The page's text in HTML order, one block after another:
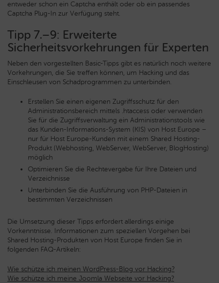
entweder schon ein Captcha enthält oder ob ein passendes
Captcha Plug-In zur Verfügung steht.
Tipp 7.–9: Erweiterte
Sicherheitsvorkehrungen für Experten
Neben den vorgestellten Basic-Tipps gibt es natürlich noch weitere
Vorkehrungen, die Sie treffen können, um Hacking und das
Einschleusen von Schadprogrammen zu unterbinden.
Erstellen Sie einen eigenen Zugriffsschutz für den
Administrationsbereich mittels .htaccess oder verwenden
Sie für die Zugriffsverwaltung ein Administrationstools wie
das Kunden-Informations-System (KIS) von Host Europe –
nur für Host Europe-Kunden mit einem Shared Hosting-
Produkt (Webhosting, WebServer, WebServer, BlogHosting)
möglich
Optimieren Sie die Rechtevergabe für Ihre Dateien und
Verzeichnisse
Unterbinden Sie die Ausführung von PHP-Dateien in
bestimmten Verzeichnissen
Die Umsetzung dieser Tipps erfordert allerdings einige
Vorkenntnisse. Informationen zum speziellen Vorgehen bei
Shared Hosting-Produkten von Host Europe finden Sie in
folgenden FAQ-Artikeln:
Wie schütze ich meinen WordPress-Blog vor Hacking?
Wie schütze ich meine Joomla Webseite vor Hacking?